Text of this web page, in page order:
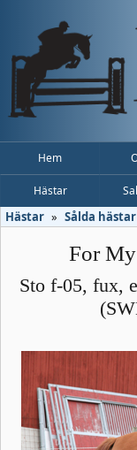
Hem
Hästar
Hästar Sålda hästar
For
Sto f-05, fux,